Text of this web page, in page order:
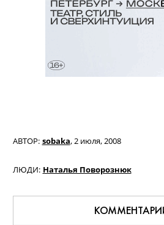
АВТОР: sobaka,2 июля, 2008
ЛЮДИ: Наталья Поворознюк